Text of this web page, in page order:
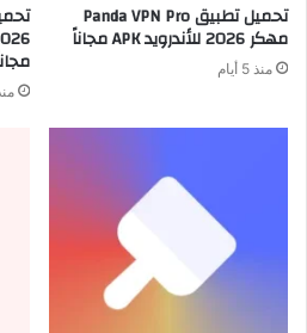
تحميل تطبيق Panda VPN Pro
مهكر 2026 للأندرويد APK مجاناً
منذ 5 أيام
منذ 6